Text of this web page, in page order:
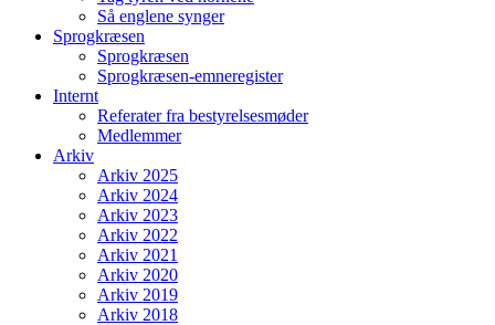
Så englene synger
Sprogkræsen
Sprogkræsen
Sprogkræsen-emneregister
Internt
Referater fra bestyrelsesmøder
Medlemmer
Arkiv
Arkiv 2025
Arkiv 2024
Arkiv 2023
Arkiv 2022
Arkiv 2021
Arkiv 2020
Arkiv 2019
Arkiv 2018